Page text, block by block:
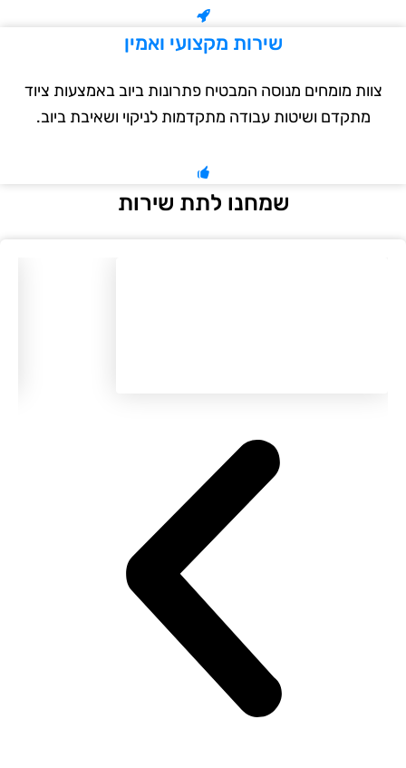
שירות מקצועי ואמין
צוות מומחים מנוסה המבטיח פתרונות ביוב באמצעות ציוד
מתקדם ושיטות עבודה מתקדמות לניקוי ושאיבת ביוב.
שמחנו לתת שירות